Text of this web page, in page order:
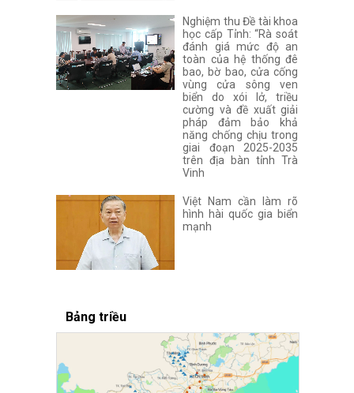
Nghiệm thu Đề tài khoa
học cấp Tỉnh: “Rà soát
đánh giá mức độ an
toàn của hệ thống đê
bao, bờ bao, cửa cống
vùng cửa sông ven
biển do xói lở, triều
cường và đề xuất giải
pháp đảm bảo khả
năng chống chịu trong
giai đoạn 2025-2035
trên địa bàn tỉnh Trà
Vinh
Việt Nam cần làm rõ
hình hài quốc gia biển
mạnh
Bảng triều